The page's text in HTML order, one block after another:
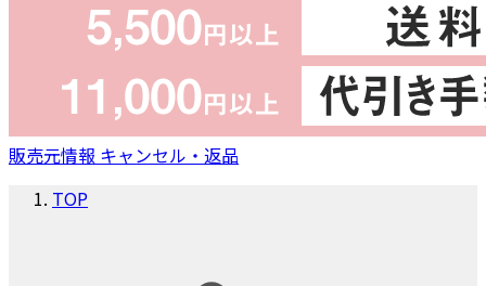
販売元情報 キャンセル・返品
TOP